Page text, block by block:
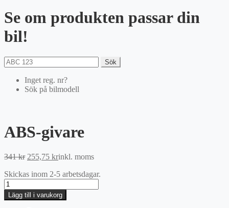
Se om produkten passar din
bil!
Sök
Inget reg. nr?
Sök på bilmodell
ABS-givare
341kr Det
priset
341 kr.
255,75 krDet
priset
255,75 kr.
inkl. moms
Skickas inom 2-5 arbetsdagar.
ABS-
givare
mängd
Lägg till i varukorg